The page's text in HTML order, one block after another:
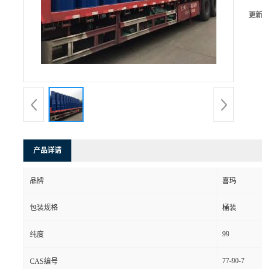
更
产品详请
品牌 喜玛
包装规格 桶装
纯度 99
CAS编号 77-90-7